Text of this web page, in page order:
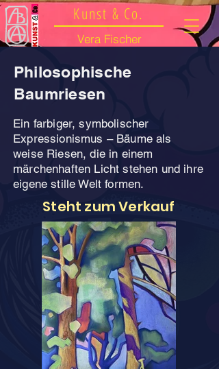
Kunst & Co.
Vera Fischer
Philosophische
Baumriesen
Ein farbiger, symbolischer
Expressionismus – Bäume als
weise Riesen, die in einem
märchenhaften Licht stehen und ihre
eigene stille Welt formen.
Steht zum Verkauf